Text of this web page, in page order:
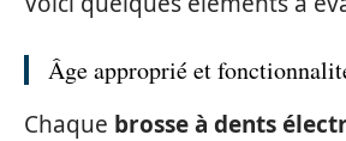
Âge approprié et
Chaque brosse à dents